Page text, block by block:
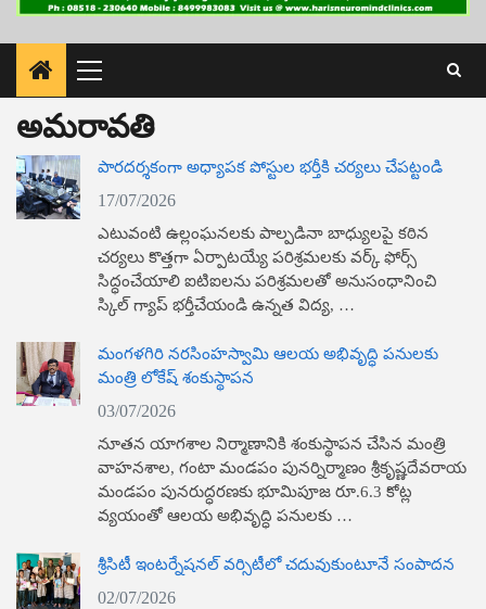
Primary
Menu
అమరావతి
పారదర్శకంగా అధ్యాపక పోస్టుల భర్తీకి చర్యలు చేపట్టండి
17/07/2026
ఎటువంటి ఉల్లంఘనలకు పాల్పడినా బాధ్యులపై కఠిన
చర్యలు కొత్తగా ఏర్పాటయ్యే పరిశ్రమలకు వర్క్ ఫోర్స్
సిద్ధంచేయాలి ఐటిఐలను పరిశ్రమలతో అనుసంధానించి
స్కిల్ గ్యాప్ భర్తీచేయండి ఉన్నత విద్య, …
మంగళగిరి నరసింహస్వామి ఆలయ అభివృద్ధి పనులకు
మంత్రి లోకేష్ శంకుస్థాపన
03/07/2026
నూతన యాగశాల నిర్మాణానికి శంకుస్థాపన చేసిన మంత్రి
వాహనశాల, గంటా మండపం పునర్నిర్మాణం శ్రీకృష్ణదేవరాయ
మండపం పునరుద్ధరణకు భూమిపూజ రూ.6.3 కోట్ల
వ్యయంతో ఆలయ అభివృద్ధి పనులకు …
శ్రీసిటీ ఇంటర్నేషనల్ వర్సిటీలో చదువుకుంటూనే సంపాదన
02/07/2026